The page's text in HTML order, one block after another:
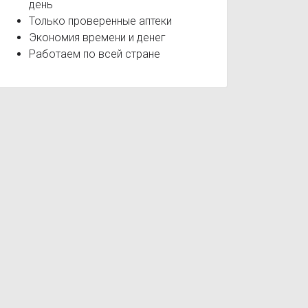
день
Только проверенные аптеки
Экономия времени и денег
Работаем по всей стране